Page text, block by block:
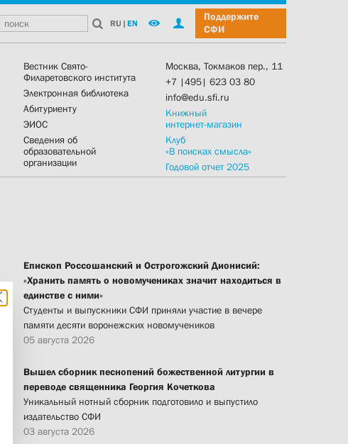
RU | EN
Поддержите
СФИ
Вестник Свято-
Филаретовского института
Электронная библиотека
Абитуриенту
ЭИОС
Сведения об
образовательной
организации
Москва, Токмаков пер., 11
+7 |495| 623 03 80
info@edu.sfi.ru
Книжный
интернет-магазин
Клуб
«В поисках смысла»
Годовой отчет 2025
Епископ Россошанский и Острогожский Дионисий:
«Хранить память о новомучениках значит находиться в
единстве с ними»
Студенты и выпускники СФИ приняли участие в вечере
памяти десяти воронежских новомучеников
05 августа 2026
Вышел сборник песнопений божественной литургии в
переводе священника Георгия Кочеткова
Уникальный нотный сборник подготовило и выпустило
издательство СФИ
03 августа 2026